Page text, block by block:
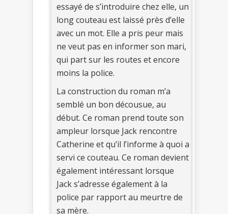
essayé de s’introduire chez elle, un
long couteau est laissé près d’elle
avec un mot. Elle a pris peur mais
ne veut pas en informer son mari,
qui part sur les routes et encore
moins la police.
La construction du roman m’a
semblé un bon décousue, au
début. Ce roman prend toute son
ampleur lorsque Jack rencontre
Catherine et qu’il l’informe à quoi a
servi ce couteau. Ce roman devient
également intéressant lorsque
Jack s’adresse également à la
police par rapport au meurtre de
sa mère.